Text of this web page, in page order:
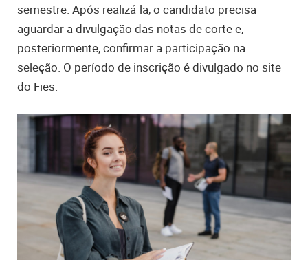
semestre. Após realizá-la, o candidato precisa
aguardar a divulgação das notas de corte e,
posteriormente, confirmar a participação na
seleção. O período de inscrição é divulgado no site
do Fies.